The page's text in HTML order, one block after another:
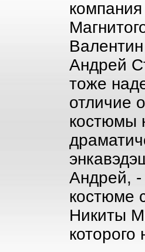
Андрей
тоже
отличие
костюмы
Андрей, -
костюме
Никиты
которого